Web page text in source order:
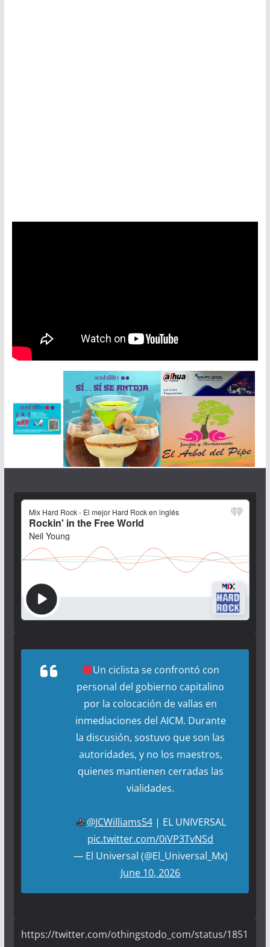
Un ciclista se confrontó con
personal del gobierno capitalino
por la colocación de vallas en
inmediaciones del AICM. Durante
la discusión, sostuvo que son las
autoridades, y no los maestros,
quienes mantienen cerradas las
vialidades.
@JCWilliams54| EL UNIVERSAL
pic.twitter.com/0iVP3TvNSd
— El Universal (@El_Universal_Mx)
June 10, 2026
https://twitter.com/othingstodo_com/status/1851